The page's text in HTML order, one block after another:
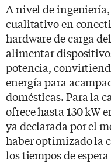
A nivel de
cualitativo en
hardware de carga
alimentar
potencia,
energía para
domésticas. Para la
ofrece hasta 130 kW
ya declarada por el
haber optimizado la
los tiempos de